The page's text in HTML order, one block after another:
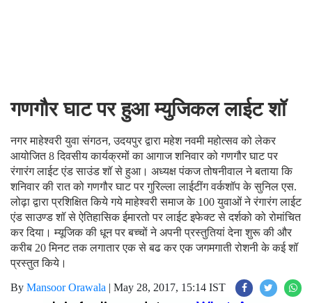
गणगौर घाट पर हुआ म्युजिकल लाईट शॉ
नगर माहेश्वरी युवा संगठन, उदयपुर द्वारा महेश नवमी महोत्सव को लेकर
आयोजित 8 दिवसीय कार्यक्रमों का आगाज शनिवार को गणगौर घाट पर
रंगारंग लाईट एंड साउंड शॉ से हुआ। अध्यक्ष पंकज तोषनीवाल ने बताया कि
शनिवार की रात को गणगौर घाट पर गुरिल्ला लाईटींग वर्कशॉप के सुनिल एस.
लोढ़ा द्वारा प्रशिक्षित किये गये माहेश्वरी समाज के 100 युवाओं ने रंगारंग लाईट
एंड साउण्ड शॉ से ऐतिहासिक ईमारतो पर लाईट इफेक्ट से दर्शको को रोमांचित
कर दिया। म्यूजिक की धून पर बच्चों ने अपनी प्रस्तुतियां देना शुरू की और
करीब 20 मिनट तक लगातार एक से बढ कर एक जगमगाती रोशनी के कई शॉ
प्रस्तुत किये।
By Mansoor Orawala | May 28, 2017, 15:14 IST